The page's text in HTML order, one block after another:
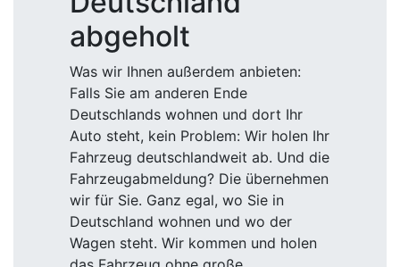
abgeholt
Was wir Ihnen außerdem anbieten:
Falls Sie am anderen Ende
Deutschlands wohnen und dort Ihr
Auto steht, kein Problem: Wir holen Ihr
Fahrzeug deutschlandweit ab. Und die
Fahrzeugabmeldung? Die übernehmen
wir für Sie. Ganz egal, wo Sie in
Deutschland wohnen und wo der
Wagen steht. Wir kommen und holen